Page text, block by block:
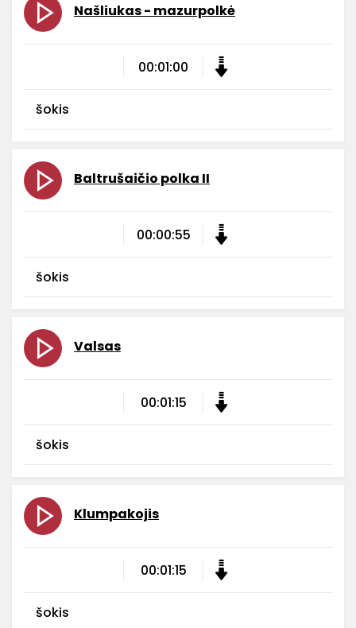
Našliukas - mazurpolkė
00:01:00
šokis
Baltrušaičio polka II
00:00:55
šokis
Valsas
00:01:15
šokis
Klumpakojis
00:01:15
šokis